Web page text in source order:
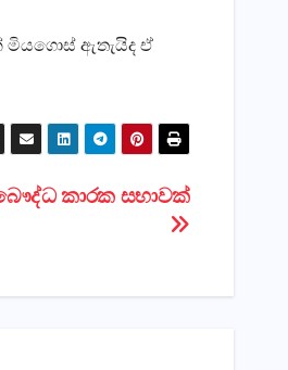
මියගොස්‌ ඇතැයිද ඒ
කාරක සභාවක්‌